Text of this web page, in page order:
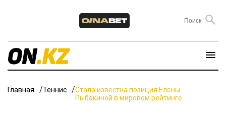
Главная Теннис
Стала известна позиция Елены
Рыбакиной в мировом рейтинге